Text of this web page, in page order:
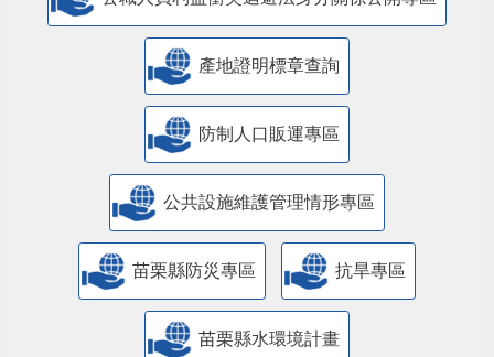
產地證明標章查詢
防制人口販運專區
​公共設施維護管理情形專區
苗栗縣防災專區 抗旱專區
苗栗縣水環境計畫